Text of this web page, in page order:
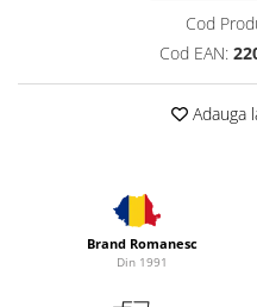
Cod
Cod EAN:
Adauga
Brand Romanesc
Din 1991